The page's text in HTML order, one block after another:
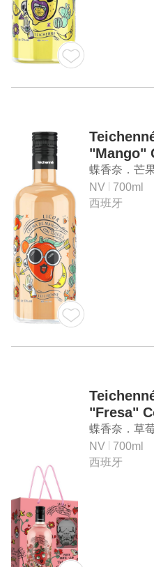
"Mango"
蝶香奈．芒
NV
700ml
西班牙
"Fresa"
蝶香奈．草
NV
700ml
西班牙